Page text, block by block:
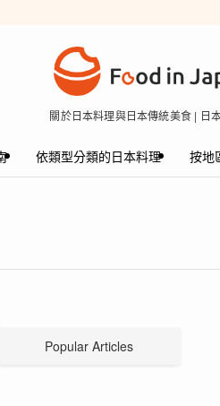
關於日本料理與日本傳統美食 | 日
依類型分類的日本料理 按地
Popular Articles